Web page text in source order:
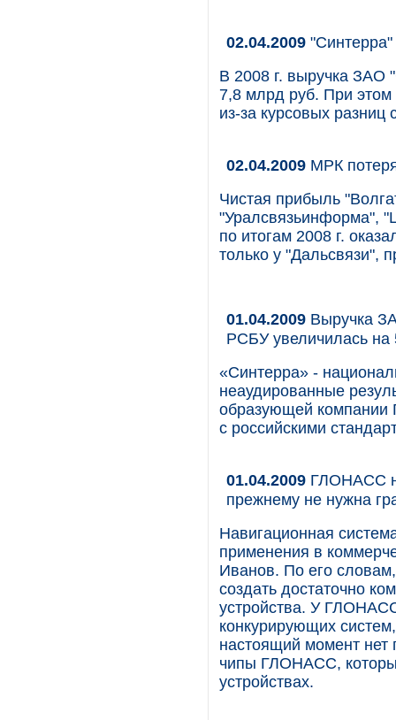
02.04.2009
В 2008 г. выручка ЗАО
7,8 млрд руб. При этом
из-за курсовых разниц
02.04.2009 МРК
Чистая прибыль
"Уралсвязьинформа",
по итогам 2008 г.
только у "Дальсвязи",
01.04.2009 Выручка
РСБУ увеличилась на
«Синтерра» -
неаудированные
образующей компании
с российскими
01.04.2009 ГЛОНАСС
прежнему не нужна
Навигационная
применения в
Иванов. По его словам,
создать достаточно
устройства. У
конкурирующих
настоящий момент нет
чипы ГЛОНАСС,
устройствах.